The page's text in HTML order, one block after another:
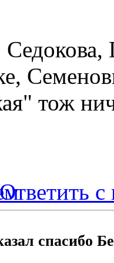
тож
с
cпасибо